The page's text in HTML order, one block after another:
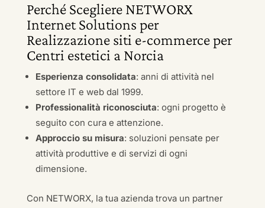
Perché Scegliere NETWORX
Internet Solutions per
Realizzazione siti e-commerce per
Centri estetici a Norcia
Esperienza consolidata: anni di attività nel
settore IT e web dal 1999.
Professionalità riconosciuta: ogni progetto è
seguito con cura e attenzione.
Approccio su misura: soluzioni pensate per
attività produttive e di servizi di ogni
dimensione.
Con NETWORX, la tua azienda trova un partner